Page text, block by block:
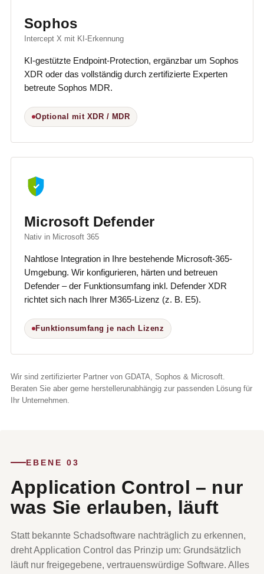
Sophos
Intercept X mit KI-Erkennung
KI-gestützte Endpoint-Protection, ergänzbar um Sophos
XDR oder das vollständig durch zertifizierte Experten
betreute Sophos MDR.
Optional mit XDR / MDR
Microsoft Defender
Nativ in Microsoft 365
Nahtlose Integration in Ihre bestehende Microsoft-365-
Umgebung. Wir konfigurieren, härten und betreuen
Defender – der Funktionsumfang inkl. Defender XDR
richtet sich nach Ihrer M365-Lizenz (z. B. E5).
Funktionsumfang je nach Lizenz
Wir sind zertifizierter Partner von GDATA, Sophos & Microsoft.
Beraten Sie aber gerne herstellerunabhängig zur passenden Lösung für
Ihr Unternehmen.
EBENE 03
Application Control – nur
was Sie erlauben, läuft
Statt bekannte Schadsoftware nachträglich zu erkennen,
dreht Application Control das Prinzip um: Grundsätzlich
läuft nur freigegebene, vertrauenswürdige Software. Alles